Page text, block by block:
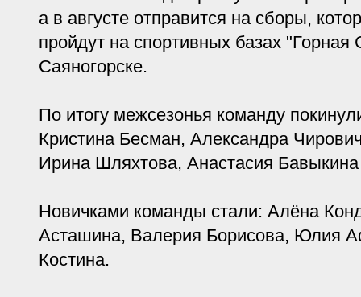
а в августе отправится на сборы,
пройдут на спортивных базах "Горная
Саяногорске.
По итогу межсезонья команду
Кристина Бесман, Александра
Ирина Шляхтова, Анастасия
Новичками команды стали: Алёна
Асташина, Валерия Борисова, Юлия
Костина.